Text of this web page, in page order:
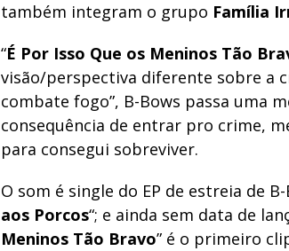
também integram o grupo Família
“É Por Isso Que os Meninos Tão
visão/perspectiva diferente sobre a
combate fogo”, B-Bows passa uma
consequência de entrar pro crime,
para consegui sobreviver.
O som é single do EP de estreia de
aos Porcos“; e ainda sem data de
Meninos Tão Bravo” é o primeiro